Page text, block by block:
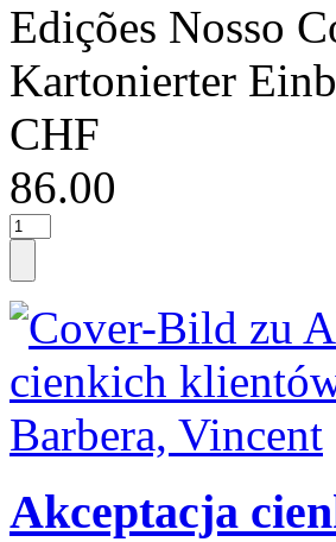
Edições Nosso
Kartonierter
CHF
86.00
Akceptacja